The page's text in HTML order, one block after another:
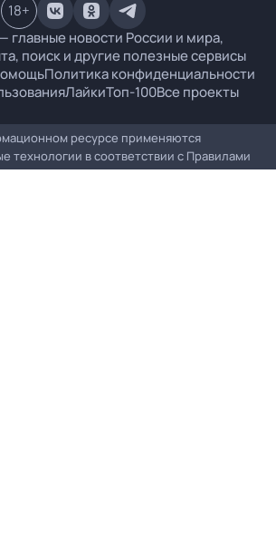
главные новости России и мира,
поиск и другие полезные сервисы
Политика конфиденциальности
ЛайкиТоп-100Все проекты
18+
ресурсе применяются
технологии в соответствии с Правилами